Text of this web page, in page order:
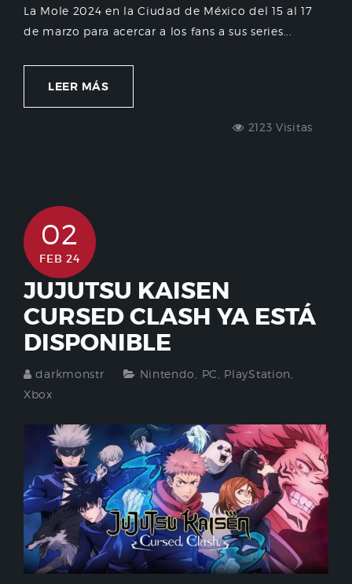
La Mole 2024 en la Ciudad de México del 15 al 17
de marzo para acercar a los fans a sus series...
LEER MÁS
2123 Visitas
02
FEB 24
JUJUTSU KAISEN
CURSED CLASH YA ESTÁ
DISPONIBLE
darkmonstr Nintendo PC PlayStation
Xbox